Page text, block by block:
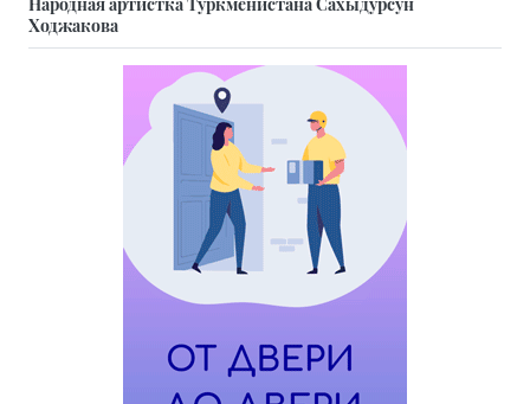
Ходжакова